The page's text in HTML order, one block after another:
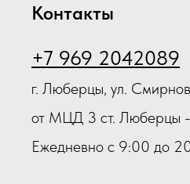
Контакты
+7 969 2042089
г. Люберцы, ул.
от МЦД 3 ст. Люберцы
Ежедневно с 9:00 до